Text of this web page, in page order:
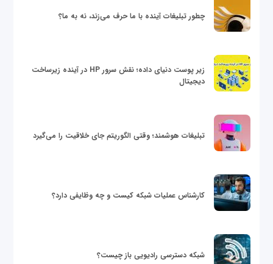
چطور تبلیغات آینده با ما حرف می‌زند، نه به ما؟
زیر پوست دنیای داده؛ نقش سرور HP در آینده زیرساخت
دیجیتال
تبلیغات هوشمند؛ وقتی الگوریتم جای خلاقیت را می‌گیرد
کارشناس عملیات شبکه کیست و چه وظایفی دارد؟
شبکه دسترسی رادیویی باز چیست؟